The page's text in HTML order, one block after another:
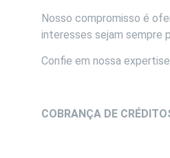
Nosso compromisso é
interesses sejam sempre
Confie em nossa
COBRANÇA DE